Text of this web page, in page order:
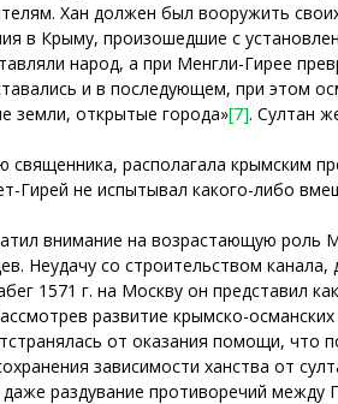
Хан должен был вооружить
в Крыму, произошедшие с
народ, а при Менгли-Гирее
и в последующем, при этом
земли, открытые города»[7]. Султан
священника, располагала крымским
Гирей не испытывал какого-либо
внимание на возрастающую роль
Неудачу со строительством
1571 г. на Москву он представил
развитие крымско-
от оказания помощи,
зависимости ханства от
раздувание противоречий